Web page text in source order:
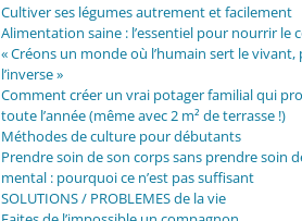
Cultiver ses légumes autrement et facilement
Alimentation saine : l’essentiel pour nourrir le
« Créons un monde où l’humain sert le vivant,
l’inverse »
Comment créer un vrai potager familial qui
toute l’année (même avec 2 m² de terrasse !)
Méthodes de culture pour débutants
Prendre soin de son corps sans prendre soin
mental : pourquoi ce n’est pas suffisant
SOLUTIONS / PROBLEMES de la vie